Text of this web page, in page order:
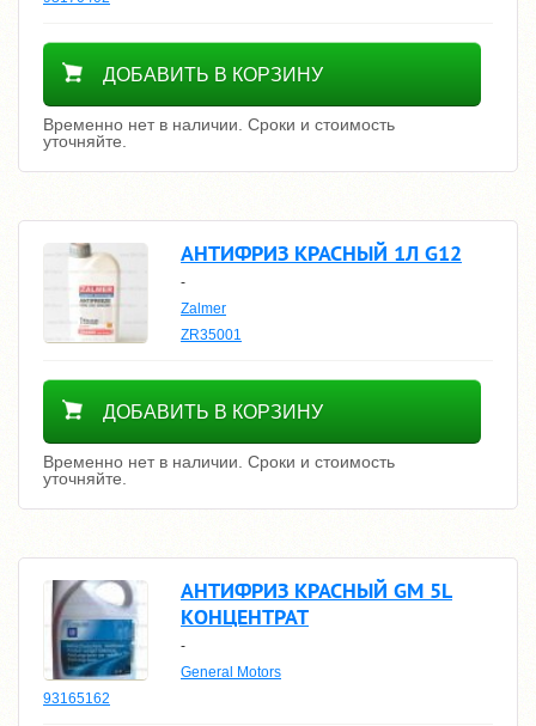
Уточнить цену
ДОБАВИТЬ В КОРЗИНУ
Временно нет в наличии. Сроки и стоимость
уточняйте.
АНТИФРИЗ КРАСНЫЙ 1Л G12
-
Zalmer
ZR35001
Уточнить цену
ДОБАВИТЬ В КОРЗИНУ
Временно нет в наличии. Сроки и стоимость
уточняйте.
АНТИФРИЗ КРАСНЫЙ GM 5L
КОНЦЕНТРАТ
-
General Motors
93165162